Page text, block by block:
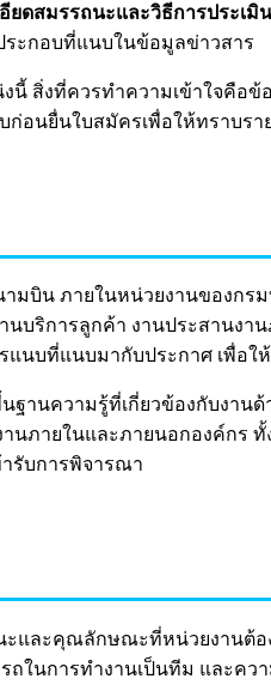
ยดสมรรถนะและวิธีการประเมิ
ระกอบที่แนบในข้อมูลข่าวสาร
นี้ สิ่งที่ควรทำความเข้าใจคื
ก่อนยื่นใบสมัครเพื่อให้ทราบรา
มบิน ภายในหน่วยงานของก
บริการลูกค้า งานประสานง
แนบที่แนบมากับประกาศ เพื่อ
านความรู้ที่เกี่ยวข้องกับงาน
นภายในและภายนอกองค์กร
ารับการพิจารณา
ะและคุณลักษณะที่หน่วยงานต้อ
ในการทำงานเป็นทีม และคว